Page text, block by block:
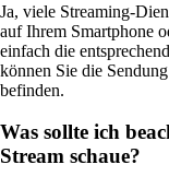
Ja, viele Streaming-
auf Ihrem Smartphone
einfach die
können Sie die
befinden.
Was sollte ich
Stream schaue?